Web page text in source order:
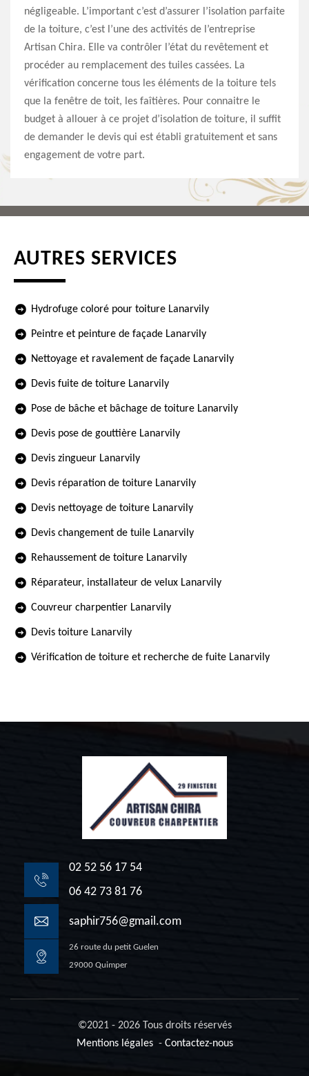
négligeable. L’important c’est d’assurer l’isolation parfaite
de la toiture, c’est l’une des activités de l’entreprise
Artisan Chira. Elle va contrôler l’état du revêtement et
procéder au remplacement des tuiles cassées. La
vérification concerne tous les éléments de la toiture tels
que la fenêtre de toit, les faîtières. Pour connaitre le
budget à allouer à ce projet d’isolation de toiture, il suffit
de demander le devis qui est établi gratuitement et sans
engagement de votre part.
AUTRES SERVICES
Hydrofuge coloré pour toiture Lanarvily
Peintre et peinture de façade Lanarvily
Nettoyage et ravalement de façade Lanarvily
Devis fuite de toiture Lanarvily
Pose de bâche et bâchage de toiture Lanarvily
Devis pose de gouttière Lanarvily
Devis zingueur Lanarvily
Devis réparation de toiture Lanarvily
Devis nettoyage de toiture Lanarvily
Devis changement de tuile Lanarvily
Rehaussement de toiture Lanarvily
Réparateur, installateur de velux Lanarvily
Couvreur charpentier Lanarvily
Devis toiture Lanarvily
Vérification de toiture et recherche de fuite Lanarvily
02 52 56 17 54
06 42 73 81 76
saphir756@gmail.com
26 route du petit Guelen
29000 Quimper
©2021 - 2026 Tous droits réservés
Mentions légales- Contactez-nous